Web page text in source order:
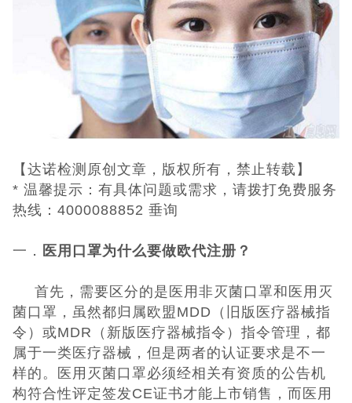
人才招聘
证书查询
联系我们
CQC认证
CE认证
欧盟认证
ROHS认证
【达诺检测原创文章，版权所有，禁止转载】
* 温馨提示：有具体问题或需求，请拨打免费服务
热线：4000088852 垂询
一． 医用口罩为什么要做欧代注册？
首先，需要区分的是医用非灭菌口罩和医用灭
菌口罩，虽然都归属欧盟 MDD （旧版医疗器械指
令）或MDR （新版医疗器械指令）指令管理，都
属于一类医疗器械，但是两者的认证要求是不一
样的。医用灭菌口罩必须经相关有资质的公告机
构符合性评定签发CE证书才能上市销售，而医用